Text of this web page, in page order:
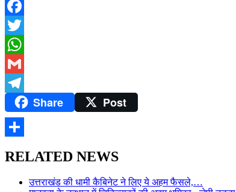
Facebook
Twitter
WhatsApp
Gmail
TelegramShare Post
RELATED NEWS
उत्तराखंड की धामी कैबिनेट ने लिए ये अहम फैसले,…